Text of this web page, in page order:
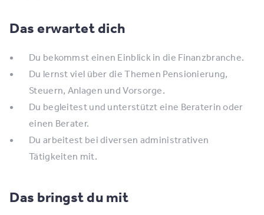
Das erwartet dich
Du bekommst einen Einblick in die Finanzbranche.
Du lernst viel über die Themen Pensionierung,
Steuern, Anlagen und Vorsorge.
Du begleitest und unterstützt eine Beraterin oder
einen Berater.
Du arbeitest bei diversen administrativen
Tätigkeiten mit.
Das bringst du mit